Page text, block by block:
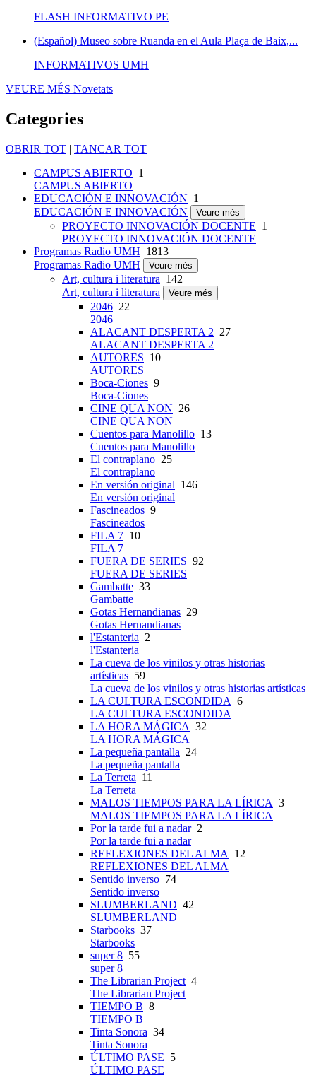
FLASH INFORMATIVO PE
(Español) Museo sobre Ruanda en el Aula Plaça de Baix,...
INFORMATIVOS UMH
VEURE MÉS Novetats
Categories
OBRIR TOT | TANCAR TOT
CAMPUS ABIERTO 1
CAMPUS ABIERTO
EDUCACIÓN E INNOVACIÓN 1
EDUCACIÓN E INNOVACIÓN
Veure més
PROYECTO INNOVACIÓN DOCENTE 1
PROYECTO INNOVACIÓN DOCENTE
Programas Radio UMH 1813
Programas Radio UMH
Veure més
Art, cultura i literatura 142
Art, cultura i literatura
Veure més
2046 22
2046
ALACANT DESPERTA 2 27
ALACANT DESPERTA 2
AUTORES 10
AUTORES
Boca-Ciones 9
Boca-Ciones
CINE QUA NON 26
CINE QUA NON
Cuentos para Manolillo 13
Cuentos para Manolillo
El contraplano 25
El contraplano
En versión original 146
En versión original
Fascineados 9
Fascineados
FILA 7 10
FILA 7
FUERA DE SERIES 92
FUERA DE SERIES
Gambatte 33
Gambatte
Gotas Hernandianas 29
Gotas Hernandianas
l'Estanteria 2
l'Estanteria
La cueva de los vinilos y otras historias
artísticas 59
La cueva de los vinilos y otras historias artísticas
LA CULTURA ESCONDIDA 6
LA CULTURA ESCONDIDA
LA HORA MÁGICA 32
LA HORA MÁGICA
La pequeña pantalla 24
La pequeña pantalla
La Terreta 11
La Terreta
MALOS TIEMPOS PARA LA LÍRICA 3
MALOS TIEMPOS PARA LA LÍRICA
Por la tarde fui a nadar2
Por la tarde fui a nadar
REFLEXIONES DEL ALMA
12
REFLEXIONES DEL ALMA
Sentido inverso 74
Sentido inverso
SLUMBERLAND 42
SLUMBERLAND
Starbooks 37
Starbooks
super 8 55
super 8
The Librarian Project 4
The Librarian Project
TIEMPO B 8
TIEMPO B
Tinta Sonora 34
Tinta Sonora
ÚLTIMO PASE 5
ÚLTIMO PASE